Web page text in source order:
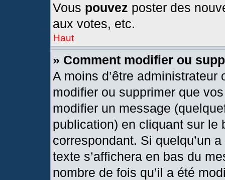
Vous pouvez poster des
aux votes, etc.
Haut
» Comment modifier ou
A moins d’être
modifier ou supprimer que
modifier un message
publication) en cliquant sur le
correspondant. Si quelqu’un
texte s’affichera en bas du
nombre de fois qu’il a été